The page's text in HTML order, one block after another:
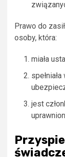
Prawo do
osoby, która:
miała
jest